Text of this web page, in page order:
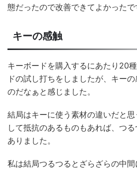
態だったので改善できてよかったで
キーの感触
キーボードを購入するにあたり20
ドの試し打ちをしましたが、キー
のだなぁと感じました。
結局はキーに使う素材の違いだと
して抵抗のあるものもあれば、つ
ありました。
私は結局つるつるとざらざらの中